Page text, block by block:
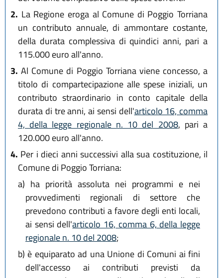
2. La Regione eroga al Comune di Poggio Torriana
un contributo annuale, di ammontare costante,
della durata complessiva di quindici anni, pari a
115.000 euro all'anno.
3. Al Comune di Poggio Torriana viene concesso, a
titolo di compartecipazione alle spese iniziali, un
contributo straordinario in conto capitale della
durata di tre anni, ai sensi dell'articolo 16, comma
4, della legge regionale n. 10 del 2008, pari a
120.000 euro all'anno.
4. Per i dieci anni successivi alla sua costituzione, il
Comune di Poggio Torriana:
a) ha priorità assoluta nei programmi e nei
provvedimenti regionali di settore che
prevedono contributi a favore degli enti locali,
ai sensi dell'articolo 16, comma 6, della legge
regionale n. 10 del 2008;
b) è equiparato ad una Unione di Comuni ai fini
dell'accesso ai contributi previsti da